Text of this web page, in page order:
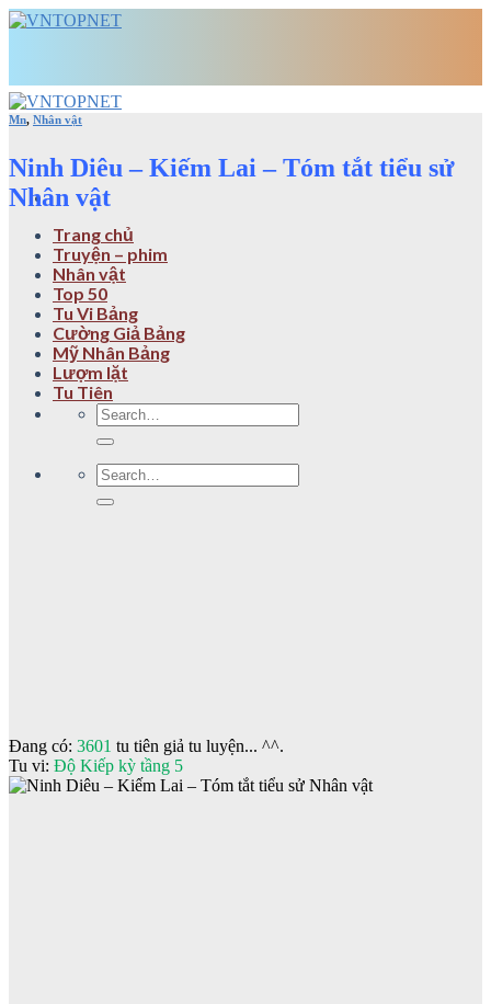
Skip
Trang chủ
Truyện – phim
Nhân vật
Top 50
Tu Vi Bảng
Cường Giả Bảng
Mỹ Nhân Bảng
Lượm lặt
Tu Tiên
Mn, Nhân vật
Ninh Diêu – Kiếm Lai – Tóm tắt tiểu sử
Nhân vật
Đang có: 3601 tu tiên giả tu luyện... ^^.
Tu vi: Độ Kiếp kỳ tầng 5